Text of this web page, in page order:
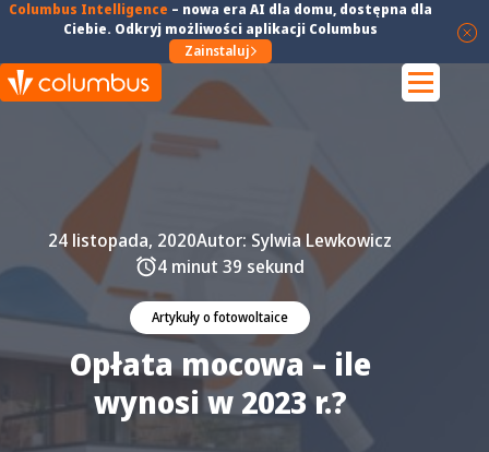
Columbus Intelligence – nowa era AI dla domu, dostępna dla
Ciebie. Odkryj możliwości aplikacji Columbus
Zainstaluj
Artykuły o fotowoltaice
24 listopada, 2020Autor: Sylwia Lewkowicz
4 minut 39 sekund
Opłata mocowa – ile
wynosi w 2023 r.?